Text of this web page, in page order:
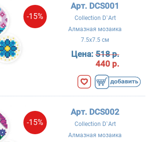
-15%
Арт. DCS001
Collection D`Art
Алмазная мозаика
7.5x7.5 см
Цена:518 р.
440 р.
-15%
Арт. DCS002
Collection D`Art
Алмазная мозаика